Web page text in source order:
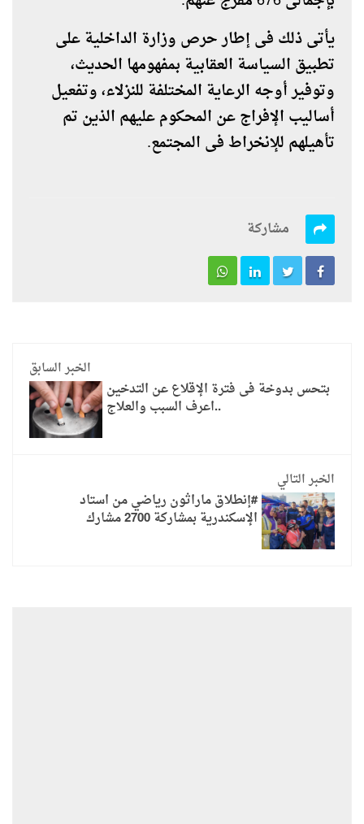
يأتى ذلك فى إطار حرص وزارة الداخلية على
تطبيق السياسة العقابية بمفهومها الحديث،
وتوفير أوجه الرعاية المختلفة للنزلاء، وتفعيل
أساليب الإفراج عن المحكوم عليهم الذين تم
تأهيلهم للإنخراط فى المجتمع.
مشاركة
الخبر السابق
بتحس بدوخة فى فترة الإقلاع عن التدخين
..اعرف السبب والعلاج
الخبر التالي
#إنطلاق ماراثون رياضي من استاد
الإسكندرية بمشاركة 2700 مشارك